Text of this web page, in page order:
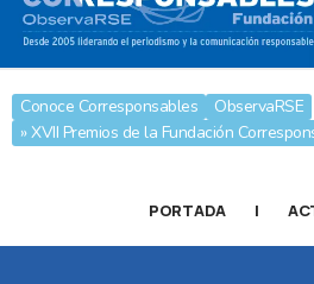
Conoce Corresponsables
ObservaRSE
» XVII Premios de la Fundación
PORTADA |